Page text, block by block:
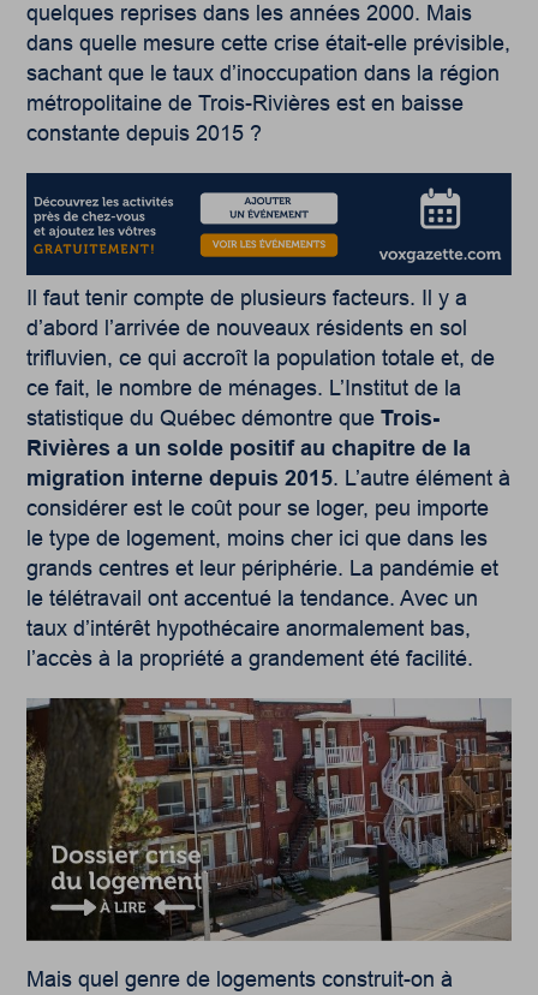
quelques reprises dans les années 2000. Mais
dans quelle mesure cette crise était-elle prévisible,
sachant que le taux d’inoccupation dans la région
métropolitaine de Trois-Rivières est en baisse
constante depuis 2015 ?
Il faut tenir compte de plusieurs facteurs. Il y a
d’abord l’arrivée de nouveaux résidents en sol
trifluvien, ce qui accroît la population totale et, de
ce fait, le nombre de ménages. L’Institut de la
statistique du Québec démontre queTrois-
Rivières a un solde positif au chapitre de la
migration interne depuis 2015. L’autre élément à
considérer est le coût pour se loger, peu importe
le type de logement, moins cher ici que dans les
grands centres et leur périphérie. La pandémie et
le télétravail ont accentué la tendance. Avec un
taux d’intérêt hypothécaire anormalement bas,
l’accès à la propriété a grandement été facilité.
Mais quel genre de logements construit-on à